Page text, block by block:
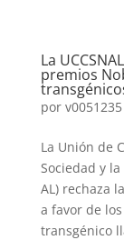
La
premios
por v0051235
La Unión de
Sociedad y
AL) rechaza
a favor de
transgénico